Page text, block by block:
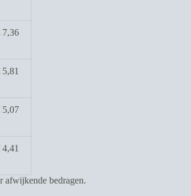
7,36
5,81
5,07
4,41
afwijkende bedragen.